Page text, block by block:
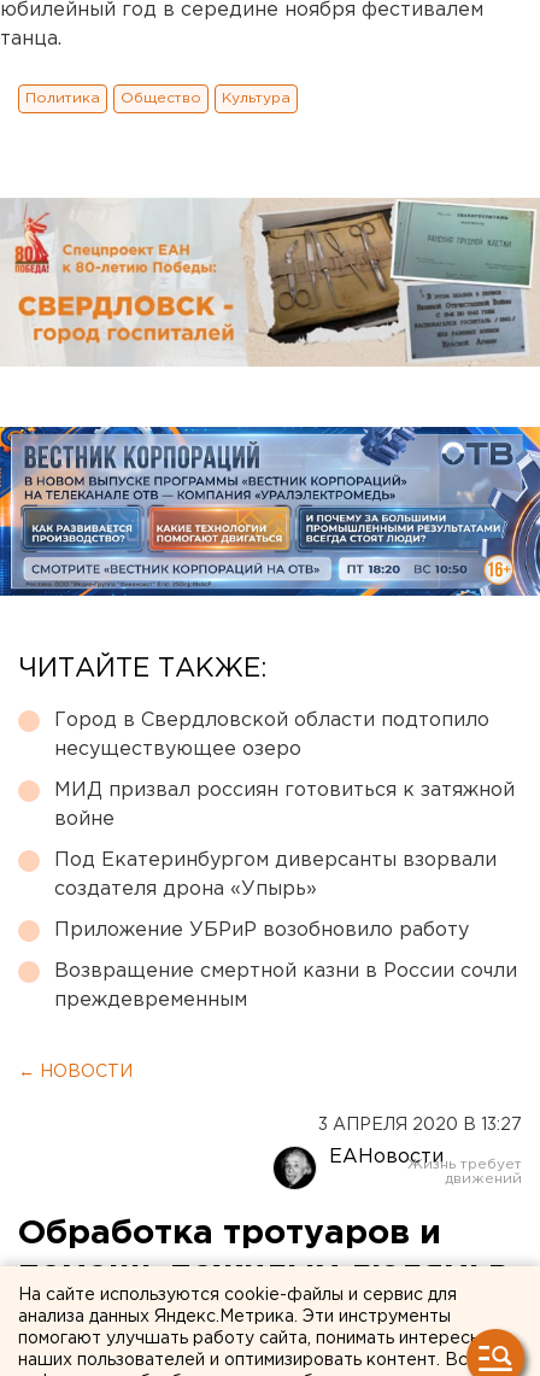
юбилейный год в середине ноября фестивалем
танца.
Политика Общество Культура
ЧИТАЙТЕ ТАКЖЕ:
Город в Свердловской области подтопило
несуществующее озеро
МИД призвал россиян готовиться к затяжной
войне
Под Екатеринбургом диверсанты взорвали
создателя дрона «Упырь»
Приложение УБРиР возобновило работу
Возвращение смертной казни в России сочли
преждевременным
← НОВОСТИ
3 АПРЕЛЯ 2020 В 13:27
ЕАНовости
Обработка тротуаров и
помощь пожилым людям: в
Верхней Пышме усиливают
меры по профилактике
На сайте используются cookie-файлы и сервис для
анализа данных Яндекс.Метрика. Эти инструменты
помогают улучшать работу сайта, понимать интересы
наших пользователей и оптимизировать контент. Вся